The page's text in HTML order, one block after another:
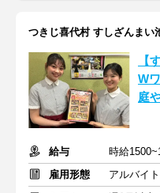
つきじ喜代村 すしざんまい
【
W
庭
給与
雇用形態
アルバイ